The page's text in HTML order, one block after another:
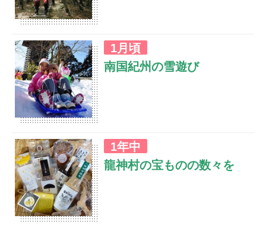
紀州の屋根と呼ばれる護摩壇山は森林公園として
整備され、ブナ等広葉樹林が広がり紅葉の名所と
しても素晴らしい景色を楽しむことができます。
毎年春のハイキングシーズンや秋の紅葉を目当て
に登山道には多くの方が思い思いに自然を楽しま
れています。
1月頃
南国紀州の雪遊び
龍神村の北の玄関口でもあり、県内最高峰の観光
施設である「ごまさんスカイタワー」周辺で、紀
南地方では珍しい雪のイベントを開催していま
す。雪だるまやかまくら作り、ソリ遊びなどなど
盛りだくさん！！
1年中
龍神村の宝ものの数々を